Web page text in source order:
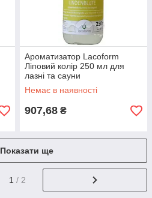
Ароматизатор Lacoform
Ліповий колір 250 мл для
лазні та сауни
Немає в наявності
907,68 ₴
Показати ще
1 / 2